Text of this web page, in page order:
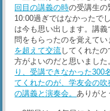
回目の講義の時の受講生の
10:00過ぎではなかったで
は今も思い出します。講
問をもらったのを覚えて
を超えて交流してくれた
方がよいのだと思いました
り、受講できなかった300
てくれたのが、学友会の
の講義と演奏会。 ありがと